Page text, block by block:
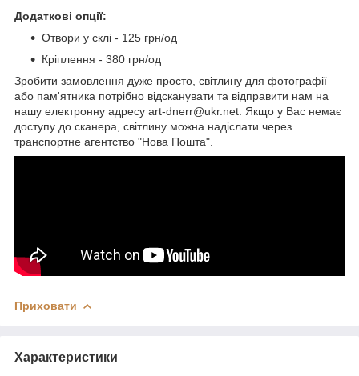
Додаткові опції:
Отвори у склі - 125 грн/од
Кріплення - 380 грн/од
Зробити замовлення дуже просто, світлину для фотографії
або пам'ятника потрібно відсканувати та відправити нам на
нашу електронну адресу art-dnerr@ukr.net. Якщо у Вас немає
доступу до сканера, світлину можна надіслати через
транспортне агентство "Нова Пошта".
Приховати
Характеристики